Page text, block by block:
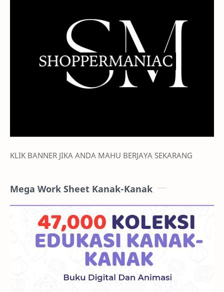
KLIK BANNER JIKA ANDA MAHU BERJAYA SEKARANG
Mega Work Sheet Kanak-Kanak